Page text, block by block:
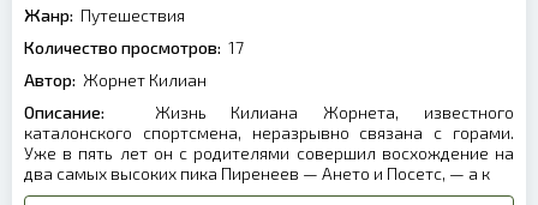
Жанр: Путешествия
Количество просмотров: 17
Автор: Жорнет Килиан
Описание:
Жизнь Килиана Жорнета, известного
каталонского спортсмена, неразрывно связана с горами.
Уже в пять лет он с родителями совершил восхождение на
два самых высоких пика Пиренеев — Ането и Посетс, — а к